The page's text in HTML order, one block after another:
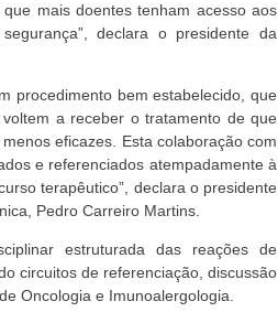
mais doentes tenham acesso aos
declara o presidente da
procedimento bem estabelecido, que
a receber o tratamento de que
eficazes. Esta colaboração com
e referenciados atempadamente à
terapêutico”, declara o presidente
Pedro Carreiro Martins.
estruturada das reações de
circuitos de referenciação, discussão
Oncologia e Imunoalergologia.